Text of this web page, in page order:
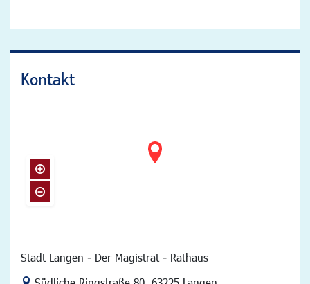
Kontakt
Stadt Langen - Der Magistrat - Rathaus